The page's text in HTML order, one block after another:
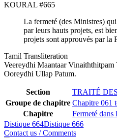
KOURAL #665
La fermeté (des Ministres)
par leurs hauts projets, est
projets sont approuvés par la
Tamil Transliteration
Veereydhi Maantaar Vinaiththitpam
Ooreydhi Ullap Patum.
Section
TRAITÉ
Groupe de chapitre Chapitre 061
Chapitre
Fermeté dans
Distique 664Distique 666
Contact us / Comments